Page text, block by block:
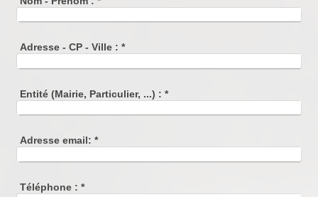
Adresse - CP - Ville : *
Entité (Mairie, Particulier, ...) : *
Adresse email: *
Téléphone : *